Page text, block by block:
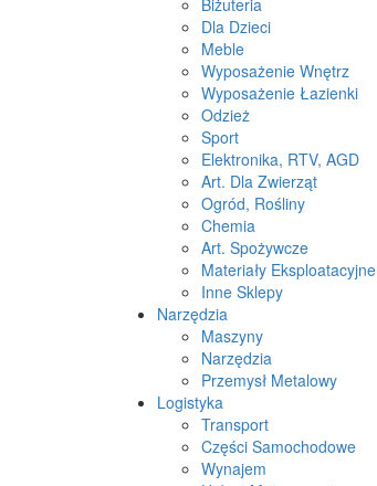
Biżuteria
Dla Dzieci
Meble
Wyposażenie Wnętrz
Wyposażenie Łazienki
Odzież
Sport
Elektronika, RTV, AGD
Art. Dla Zwierząt
Ogród, Rośliny
Chemia
Art. Spożywcze
Materiały Eksploatacyjne
Inne Sklepy
Narzędzia
Maszyny
Narzędzia
Przemysł Metalowy
Logistyka
Transport
Części Samochodowe
Wynajem